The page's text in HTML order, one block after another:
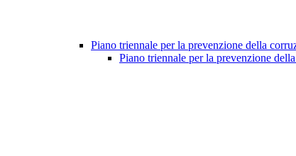
Piano triennale per la prevenzione della
Piano triennale per la prevenzione